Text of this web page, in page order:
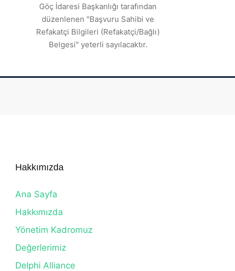
Göç İdaresi Başkanlığı tarafından
düzenlenen "Başvuru Sahibi ve
Refakatçi Bilgileri (Refakatçi/Bağlı)
Belgesi" yeterli sayılacaktır.
Hakkımızda
Ana Sayfa
Hakkımızda
Yönetim Kadromuz
Değerlerimiz
Delphi Alliance